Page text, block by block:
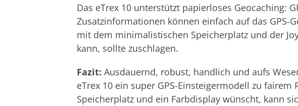
Das eTrex 10 unterstützt papierloses Geocaching:
Zusatzinformationen können einfach auf das GPS-
mit dem minimalistischen Speicherplatz und der
kann, sollte zuschlagen.
Fazit: Ausdauernd, robust, handlich und aufs
eTrex 10 ein super GPS-Einsteigermodell zu fairem
Speicherplatz und ein Farbdisplay wünscht, kann